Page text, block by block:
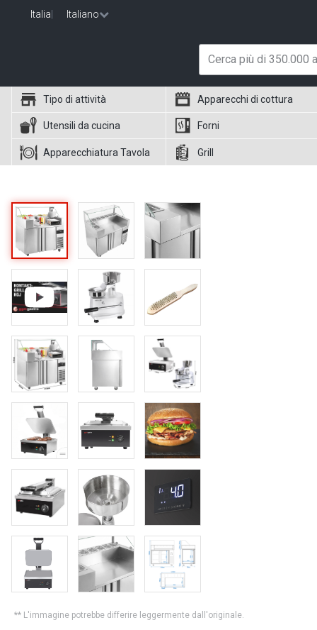
Italia Italiano
Tipo di attività Apparecchi di cottura
Utensili da cucina Forni
Apparecchiatura Tavola Grill
** L'immagine potrebbe differire leggermente dall'originale.